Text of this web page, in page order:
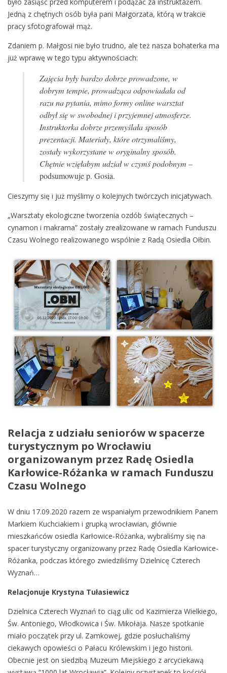
było zasiąść przed komputerem i podążać za instruktażem.
Jedną z chętnych osób była pani Małgorzata, którą w trakcie
pracy sfotografował mąż.
Zdaniem p. Małgosi nie było trudno, ale też nasza bohaterka ma
już wprawę w tego typu aktywnościach:
Zajęcia były bardzo dobrze prowadzone, w
dobrym tempie, prowadząca odpowiadała od
razu na pytania, mimo formy online warsztat
odbył się w swobodnej i przyjemnej atmosferze.
Instruktorka dobrze przemyślała sposób
prezentacji. Materiały, które otrzymaliśmy,
zostały wykorzystane w oryginalny sposób.
Chętnie wzięłabym udział w czymś podobnym –
podsumowuje p. Gosia.
Cieszymy się i już myślimy o kolejnych twórczych inicjatywach.
„Warsztaty ekologiczne tworzenia ozdób świątecznych –
cynamon i makrama” zostały zrealizowane w ramach Funduszu
Czasu Wolnego realizowanego wspólnie z Radą Osiedla Ołbin.
Relacja z udziału seniorów w spacerze
turystycznym po Wrocławiu
organizowanym przez Radę Osiedla
Karłowice-Różanka w ramach Funduszu
Czasu Wolnego
W dniu 17.09.2020 razem ze wspaniałym przewodnikiem Panem
Markiem Kuchciakiem i grupką wrocławian, głównie
mieszkańców osiedla Karłowice-Różanka, wybraliśmy się na
spacer turystyczny organizowany przez Radę Osiedla Karłowice-
Różanka, podczas którego zwiedziliśmy Dzielnicę Czterech
Wyznań…
Relacjonuje Krystyna Tułasiewicz
Dzielnica Czterech Wyznań to ciąg ulic od Kazimierza Wielkiego,
Św. Antoniego, Włodkowica i Św. Mikołaja. Nasze spotkanie
miało początek przy ul. Zamkowej, gdzie posłuchaliśmy
ciekawych opowieści o Pałacu Królewskim i jego historii.
Obecnie jest on siedzibą Muzeum Miejskiego z arcyciekawą